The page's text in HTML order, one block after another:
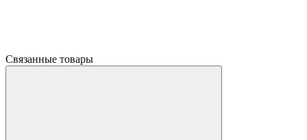
Связанные товары